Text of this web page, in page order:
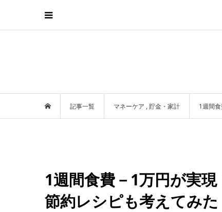
記事一覧 マネーケア ,貯金・家計 1週間
1週間食費－1万円が実
節約レシピも考えてみた